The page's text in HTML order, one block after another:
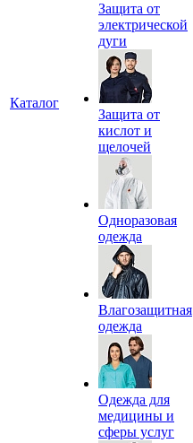
Каталог
Защита от
электрической
дуги
Защита от
кислот и
щелочей
Одноразовая
одежда
Влагозащитная
одежда
Одежда для
медицины и
сферы услуг